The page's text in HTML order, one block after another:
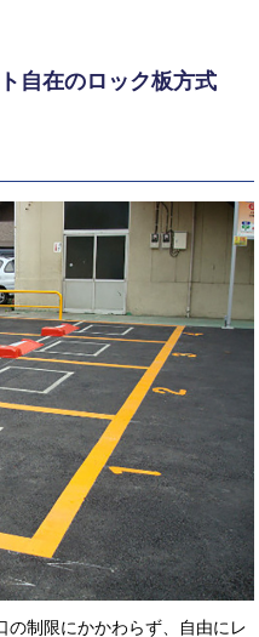
自在のロック板方式
の制限にかかわらず、自由にレ